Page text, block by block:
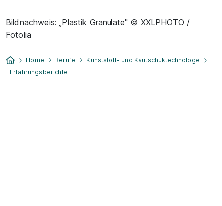
Bildnachweis: „Plastik Granulate" © XXLPHOTO /
Fotolia
Home Berufe
Kunststoff- und Kautschuktechnologe
Erfahrungsberichte